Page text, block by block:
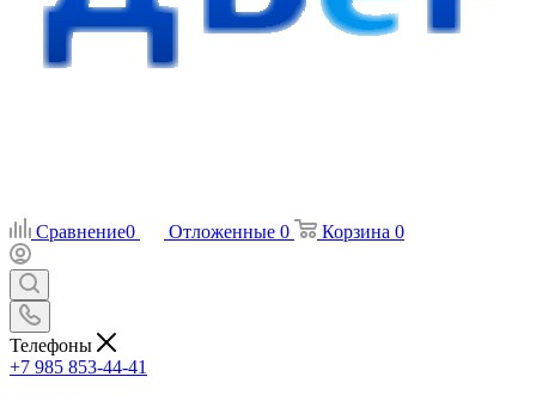
Сравнение0 Отложенные 0 Корзина 0
Телефоны
+7 985 853-44-41